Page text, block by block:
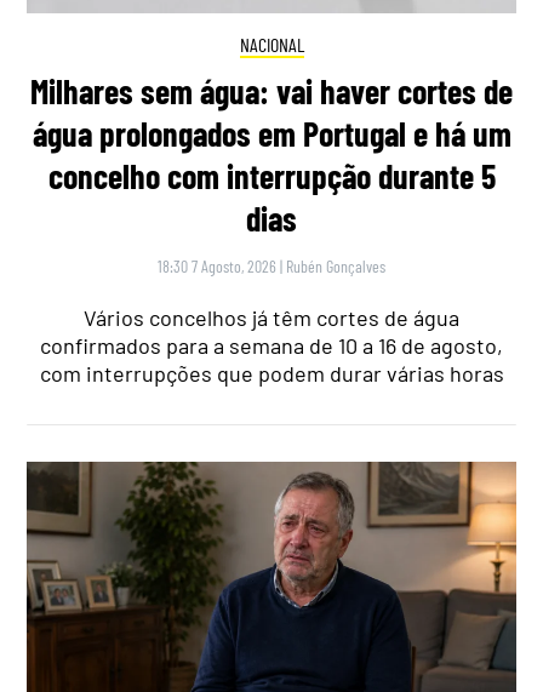
NACIONAL
Milhares sem água: vai haver cortes de
água prolongados em Portugal e há um
concelho com interrupção durante 5
dias
18:30 7 Agosto, 2026 | Rubén Gonçalves
Vários concelhos já têm cortes de água
confirmados para a semana de 10 a 16 de agosto,
com interrupções que podem durar várias horas